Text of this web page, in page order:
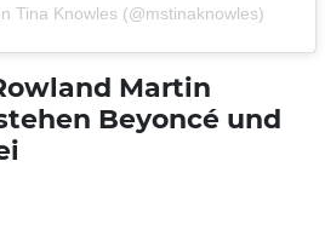
Tina Knowles (@mstinaknowles)
Martin
Beyoncé und